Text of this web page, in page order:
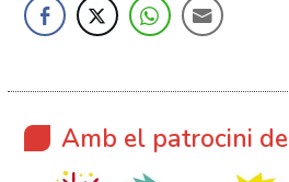
Amb el patrocini de